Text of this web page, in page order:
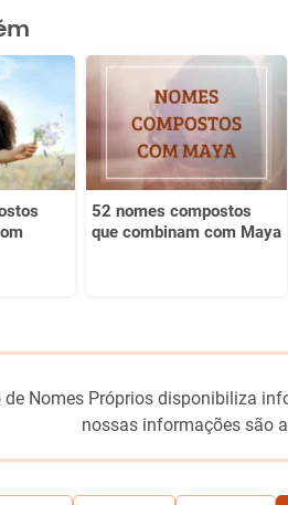
contém informação incorreta
não tem a informação que procuro
52 nomes compostos
que combinam com Maya
de Nomes Próprios disponibiliza
nossas informações são